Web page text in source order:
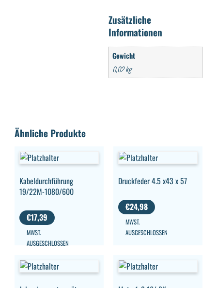
Zusätzliche
Informationen
Gewicht
0,02 kg
Ähnliche Produkte
Kabeldurchführung
19/22M-1080/600
€17,39
MWST.
AUSGESCHLOSSEN
Druckfeder 4.5 x43 x 57
€24,98
MWST.
AUSGESCHLOSSEN